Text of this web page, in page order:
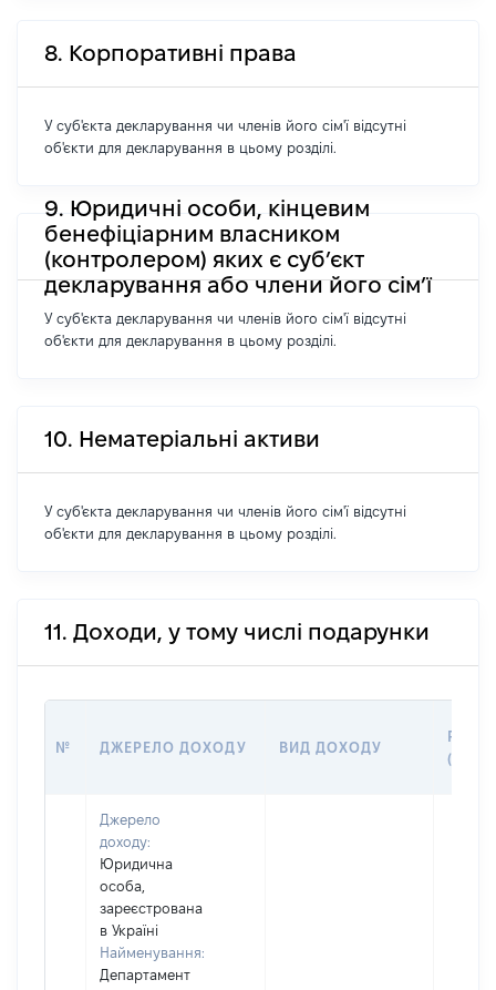
8. Корпоративні права
У суб'єкта декларування чи членів його сім'ї відсутні
об'єкти для декларування в цьому розділі.
9. Юридичні особи, кінцевим
бенефіціарним власником
(контролером) яких є суб’єкт
декларування або члени його сім’ї
У суб'єкта декларування чи членів його сім'ї відсутні
об'єкти для декларування в цьому розділі.
10. Нематеріальні активи
У суб'єкта декларування чи членів його сім'ї відсутні
об'єкти для декларування в цьому розділі.
11. Доходи, у тому числі подарунки
№ ДЖЕРЕЛО ДОХОДУ ВИД ДОХОДУ
Джерело
доходу:
Юридична
особа,
зареєстрована
в Україні
Найменування:
Департамент